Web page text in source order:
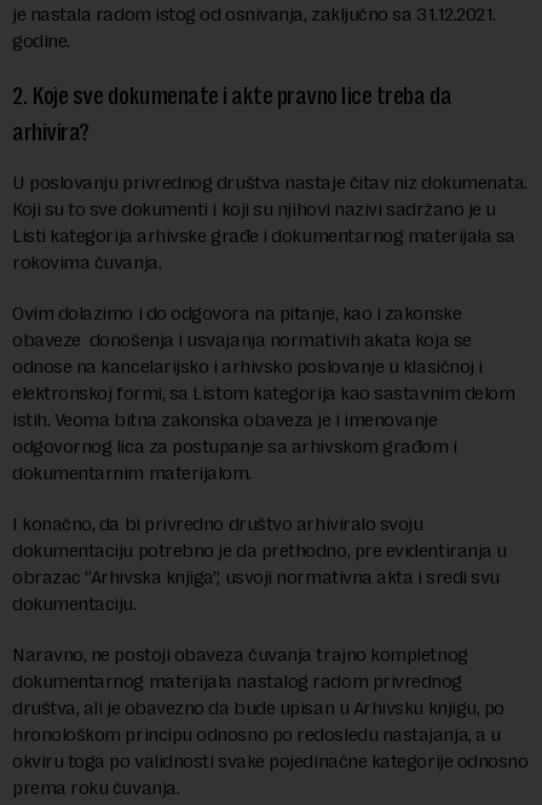
je nastala radom istog od osnivanja, zaključno sa 31.12.2021.
godine.
2. Koje sve dokumenate i akte pravno lice treba da
arhivira?
U poslovanju privrednog društva nastaje čitav niz dokumenata.
Koji su to sve dokumenti i koji su njihovi nazivi sadržano je u
Listi kategorija arhivske građe i dokumentarnog materijala sa
rokovima čuvanja.
Ovim dolazimo i do odgovora na pitanje, kao i zakonske
obaveze donošenja i usvajanja normativih akata koja se
odnose na kancelarijsko i arhivsko poslovanje u klasičnoj i
elektronskoj formi, sa Listom kategorija kao sastavnim delom
istih. Veoma bitna zakonska obaveza je i imenovanje
odgovornog lica za postupanje sa arhivskom građom i
dokumentarnim materijalom.
I konačno, da bi privredno društvo arhiviralo svoju
dokumentaciju potrebno je da prethodno, pre evidentiranja u
obrazac “Arhivska knjiga”, usvoji normativna akta i sredi svu
dokumentaciju.
Naravno, ne postoji obaveza čuvanja trajno kompletnog
dokumentarnog materijala nastalog radom privrednog
društva, ali je obavezno da bude upisan u Arhivsku knjigu, po
hronološkom principu odnosno po redosledu nastajanja, a u
okviru toga po validnosti svake pojedinačne kategorije odnosno
prema roku čuvanja.